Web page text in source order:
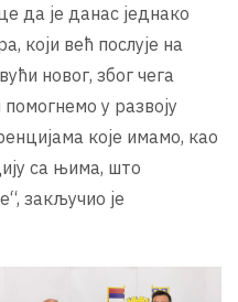
да је данас једнако
који већ послује на
новог, због чега
у развоју
које имамо, као
са њима, што
закључио је